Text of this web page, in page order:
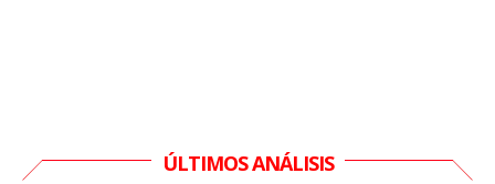
ÚLTIMOS ANÁLISIS